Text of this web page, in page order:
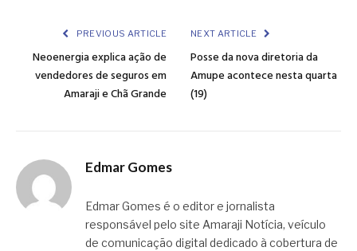
PREVIOUS ARTICLE
Neoenergia explica ação de
vendedores de seguros em
Amaraji e Chã Grande
NEXT ARTICLE
Posse da nova diretoria da
Amupe acontece nesta quarta
(19)
Edmar Gomes
Edmar Gomes é o editor e jornalista
responsável pelo site Amaraji Notícia, veículo
de comunicação digital dedicado à cobertura de